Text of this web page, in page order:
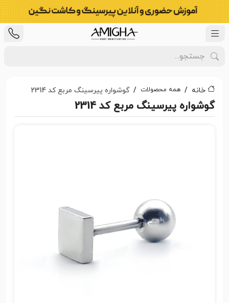
خانه همه محصولات گوشواره پیرسینگ مربع کد 2314
گوشواره پیرسینگ مربع کد 2314